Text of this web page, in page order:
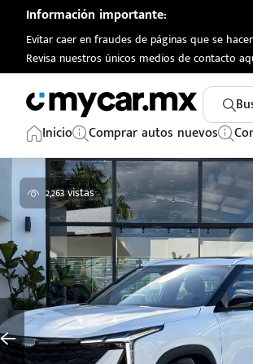
Información importante:
Evitar caer en fraudes de páginas que se
Revisa nuestros únicos medios de contacto
Inicio Comprar autos nuevos
2,263 vistas